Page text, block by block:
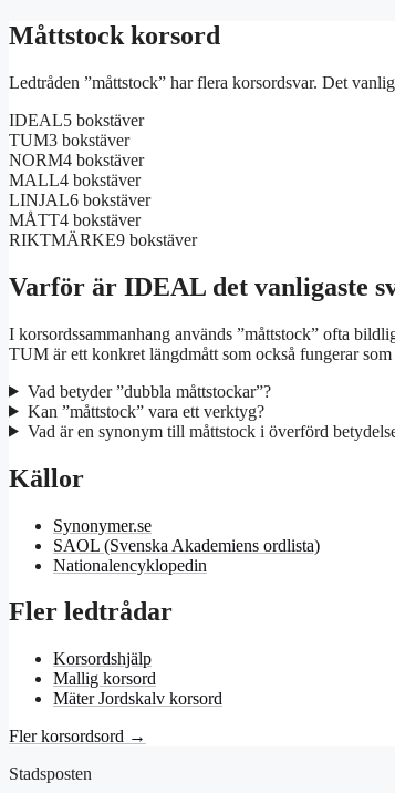
Måttstock korsord
Ledtråden ”måttstock” har flera korsordsvar. Det
IDEAL5 bokstäver
TUM3 bokstäver
NORM4 bokstäver
MALL4 bokstäver
LINJAL6 bokstäver
MÅTT4 bokstäver
RIKTMÄRKE9 bokstäver
Varför är IDEAL det vanligaste
I korsordssammanhang används ”måttstock” ofta
TUM är ett konkret längdmått som också fungerar som
Vad betyder ”dubbla måttstockar”?
Kan ”måttstock” vara ett verktyg?
Vad är en synonym till måttstock i överförd
Källor
Synonymer.se
SAOL (Svenska Akademiens ordlista)
Nationalencyklopedin
Fler ledtrådar
Korsordshjälp
Mallig korsord
Mäter Jordskalv korsord
Fler korsordsord →
Stadsposten